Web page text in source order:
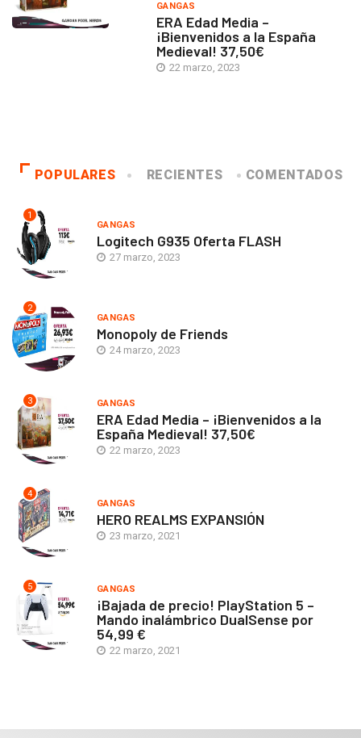
GANGAS
ERA Edad Media –
¡Bienvenidos a la España
Medieval! 37,50€
22 marzo, 2023
POPULARES RECIENTES COMENTADOS
1
GANGAS
Logitech G935 Oferta FLASH
27 marzo, 2023
2
GANGAS
Monopoly de Friends
24 marzo, 2023
3 GANGAS
ERA Edad Media – ¡Bienvenidos a la
España Medieval! 37,50€
22 marzo, 2023
4
GANGAS
HERO REALMS EXPANSIÓN
23 marzo, 2021
5 GANGAS
¡Bajada de precio! PlayStation 5 –
Mando inalámbrico DualSense por
54,99 €
22 marzo, 2021